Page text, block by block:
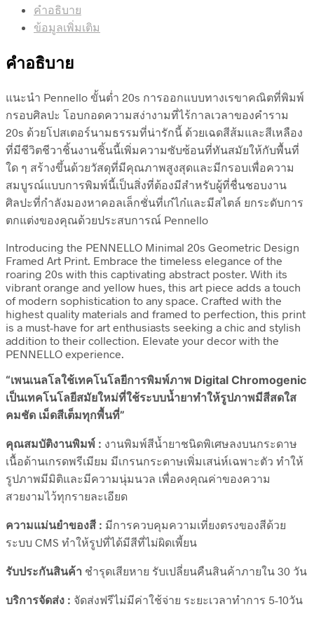
คำอธิบาย
ข้อมูลเพิ่มเติม
คำอธิบาย
แนะนำ Pennello ขั้นต่ำ 20s การออกแบบทางเรขาคณิตที่พิมพ์
กรอบศิลปะ โอบกอดความสง่างามที่ไร้กาลเวลาของคำราม
20s ด้วยโปสเตอร์นามธรรมที่น่ารักนี้ ด้วยเฉดสีส้มและสีเหลือง
ที่มีชีวิตชีวาชิ้นงานชิ้นนี้เพิ่มความซับซ้อนที่ทันสมัยให้กับพื้นที่
ใด ๆ สร้างขึ้นด้วยวัสดุที่มีคุณภาพสูงสุดและมีกรอบเพื่อความ
สมบูรณ์แบบการพิมพ์นี้เป็นสิ่งที่ต้องมีสำหรับผู้ที่ชื่นชอบงาน
ศิลปะที่กำลังมองหาคอลเล็กชั่นที่เก๋ไก๋และมีสไตล์ ยกระดับการ
ตกแต่งของคุณด้วยประสบการณ์ Pennello
Introducing the PENNELLO Minimal 20s Geometric Design
Framed Art Print. Embrace the timeless elegance of the
roaring 20s with this captivating abstract poster. With its
vibrant orange and yellow hues, this art piece adds a touch
of modern sophistication to any space. Crafted with the
highest quality materials and framed to perfection, this print
is a must-have for art enthusiasts seeking a chic and stylish
addition to their collection. Elevate your decor with the
PENNELLO experience.
“เพนเนลโลใช้เทคโนโลยีการพิมพ์ภาพ Digital Chromogenic
เป็นเทคโนโลยีสมัยใหม่ที่ใช้ระบบน้ำยาทำให้รูปภาพมีสีสดใส
คมชัด เม็ดสีเต็มทุกพื้นที่”
คุณสมบัติงานพิมพ์ : งานพิมพ์สีน้ำยาชนิดพิเศษลงบนกระดาษ
เนื้อด้านเกรดพรีเมียม มีเกรนกระดาษเพิ่มเสน่ห์เฉพาะตัว ทำให้
รูปภาพมีมิติและมีความนุ่มนวล เพื่อคงคุณค่าของความ
สวยงามไว้ทุกรายละเอียด
ความแม่นยำของสี : มีการควบคุมความเที่ยงตรงของสีด้วย
ระบบ CMS ทำให้รูปที่ได้มีสีที่ไม่ผิดเพี้ยน
รับประกันสินค้า ชำรุดเสียหาย รับเปลี่ยนคืนสินค้าภายใน 30 วัน
บริการจัดส่ง : จัดส่งฟรีไม่มีค่าใช้จ่าย ระยะเวลาทำการ 5-10วัน